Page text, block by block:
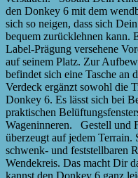
den Donkey 6 mit dem
sich so neigen, dass sich
bequem zurücklehnen kann.
Label-Prägung versehene
auf seinem Platz. Zur
befindet sich eine Tasche
Verdeck ergänzt sowohl die
Donkey 6. Es lässt sich bei
praktischen
Wageninneren. Gestell und
überzeugt auf jedem Terrain.
schwenk- und feststellbaren
Wendekreis. Das macht Dir
kannst den Donkey 6 ganz